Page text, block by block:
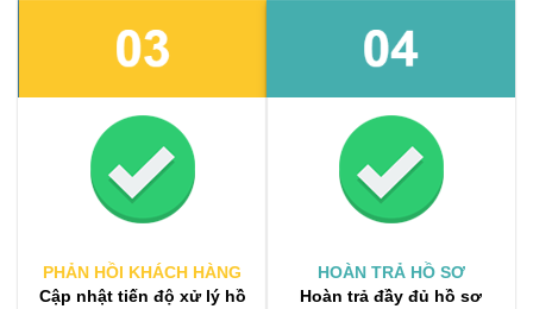
PHẢN HỒI KHÁCH HÀNG
Cập nhật tiến độ xử lý hồ
HOÀN TRẢ HỒ SƠ
Hoàn trả đầy đủ hồ sơ